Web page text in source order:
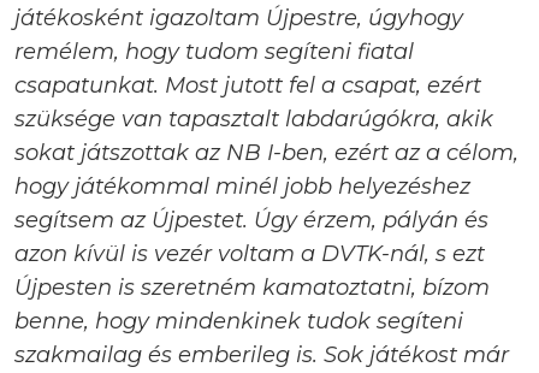
játékosként igazoltam Újpestre, úgyhogy
remélem, hogy tudom segíteni fiatal
csapatunkat. Most jutott fel a csapat, ezért
szüksége van tapasztalt labdarúgókra, akik
sokat játszottak az NB I-ben, ezért az a célom,
hogy játékommal minél jobb helyezéshez
segítsem az Újpestet. Úgy érzem, pályán és
azon kívül is vezér voltam a DVTK-nál, s ezt
Újpesten is szeretném kamatoztatni, bízom
benne, hogy mindenkinek tudok segíteni
szakmailag és emberileg is. Sok játékost már